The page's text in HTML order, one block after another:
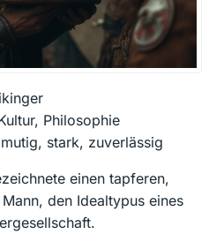
Philosophie
stark, zuverlässig
einen tapferen,
den Idealtypus eines